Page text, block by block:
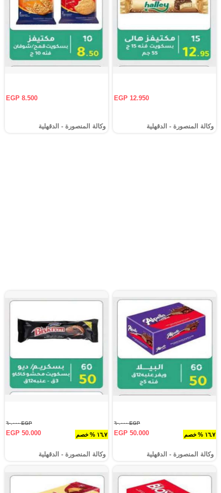
EGP 12.950
وكالة المنصورة - الدقهلية‎
EGP 8.500
وكالة المنصورة - الدقهلية‎
١٦.٧ % خصم
EGP ٦٠.٠٠٠
EGP 50.000
وكالة المنصورة - الدقهلية‎
١٦.٧ % خصم
EGP ٦٠.٠٠٠
EGP 50.000
وكالة المنصورة - الدقهلية‎